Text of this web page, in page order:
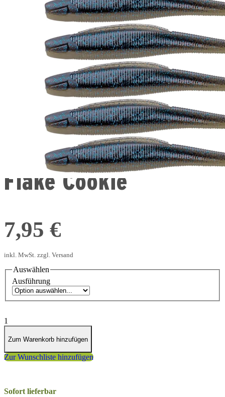
Zum Anfang der Bildergalerie springen
35011229
ZECK Gummifisch
"Barsch-Alarm"
Shaky Stick Blue
Flake Cookie
7,95 €
inkl. MwSt. zzgl. Versand
Auswählen
Ausführung
1
Zum Warenkorb hinzufügen
Zur Wunschliste hinzufügen
Sofort lieferbar